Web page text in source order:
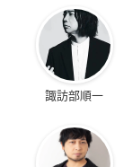
諏訪部順一